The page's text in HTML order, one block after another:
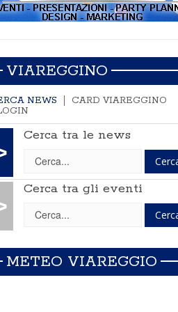
VIAREGGINO
NEWS
CARD VIAREGGINO
Cerca tra le news
Cerca tra gli eventi
METEO VIAREGGIO